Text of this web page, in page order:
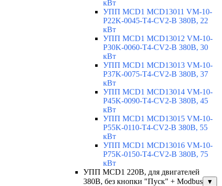
кВт
УПП MCD1 MCD13011 VM-10-
P22K-0045-T4-CV2-B 380В, 22
кВт
УПП MCD1 MCD13012 VM-10-
P30K-0060-T4-CV2-B 380В, 30
кВт
УПП MCD1 MCD13013 VM-10-
P37K-0075-T4-CV2-B 380В, 37
кВт
УПП MCD1 MCD13014 VM-10-
P45K-0090-T4-CV2-B 380В, 45
кВт
УПП MCD1 MCD13015 VM-10-
P55K-0110-T4-CV2-B 380В, 55
кВт
УПП MCD1 MCD13016 VM-10-
P75K-0150-T4-CV2-B 380В, 75
кВт
УПП MCD1 220В, для двигателей
380В, без кнопки "Пуск" + Modbus
▼